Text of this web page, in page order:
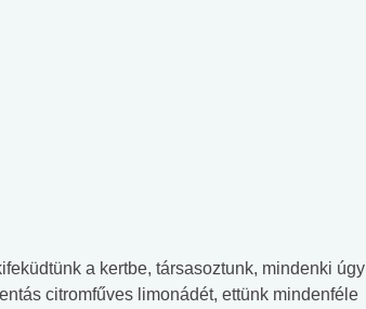
a kertbe, társasoztunk, mindenki úgy
citromfűves limonádét, ettünk mindenféle